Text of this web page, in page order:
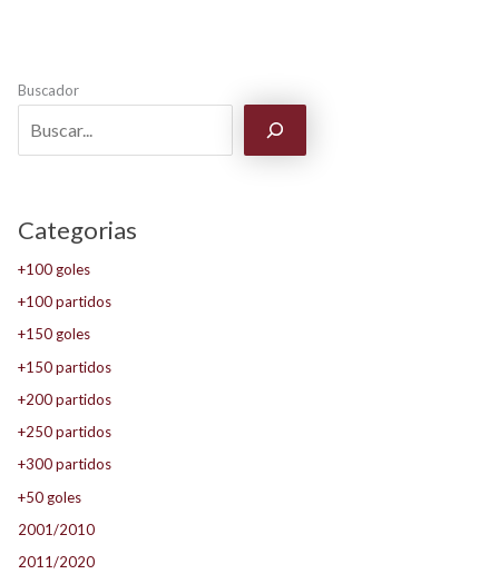
Buscador
Categorias
+100 goles
+100 partidos
+150 goles
+150 partidos
+200 partidos
+250 partidos
+300 partidos
+50 goles
2001/2010
2011/2020